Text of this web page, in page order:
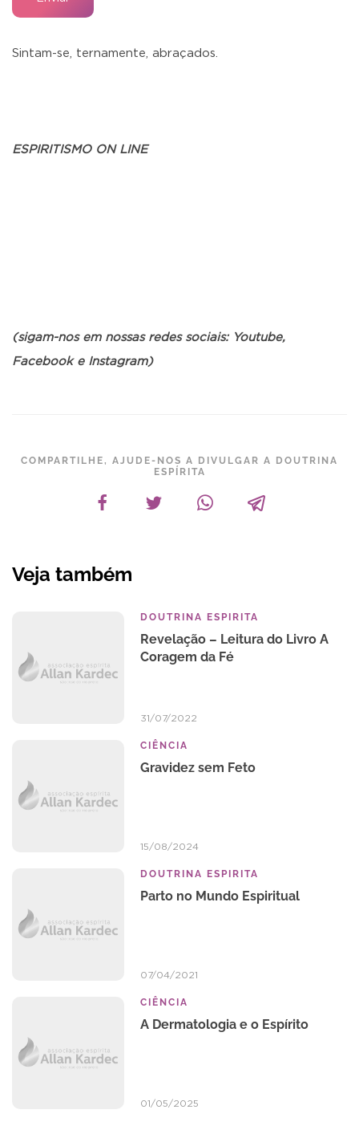
Sintam-se, ternamente, abraçados.
ESPIRITISMO ON LINE
(sigam-nos em nossas redes sociais: Youtube,
Facebook e Instagram)
COMPARTILHE, AJUDE-NOS A DIVULGAR A DOUTRINA
ESPÍRITA
Veja também
DOUTRINA ESPIRITA
Revelação – Leitura do Livro A
Coragem da Fé
31/07/2022
CIÊNCIA
Gravidez sem Feto
15/08/2024
DOUTRINA ESPIRITA
Parto no Mundo Espiritual
07/04/2021
CIÊNCIA
A Dermatologia e o Espírito
01/05/2025